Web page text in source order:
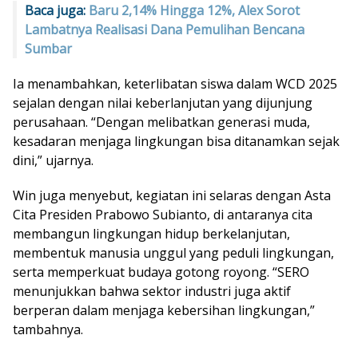
Baca juga: Baru 2,14% Hingga 12%, Alex Sorot
Lambatnya Realisasi Dana Pemulihan Bencana
Sumbar
Ia menambahkan, keterlibatan siswa dalam WCD 2025
sejalan dengan nilai keberlanjutan yang dijunjung
perusahaan. “Dengan melibatkan generasi muda,
kesadaran menjaga lingkungan bisa ditanamkan sejak
dini,” ujarnya.
Win juga menyebut, kegiatan ini selaras dengan Asta
Cita Presiden Prabowo Subianto, di antaranya cita
membangun lingkungan hidup berkelanjutan,
membentuk manusia unggul yang peduli lingkungan,
serta memperkuat budaya gotong royong. “SERO
menunjukkan bahwa sektor industri juga aktif
berperan dalam menjaga kebersihan lingkungan,”
tambahnya.